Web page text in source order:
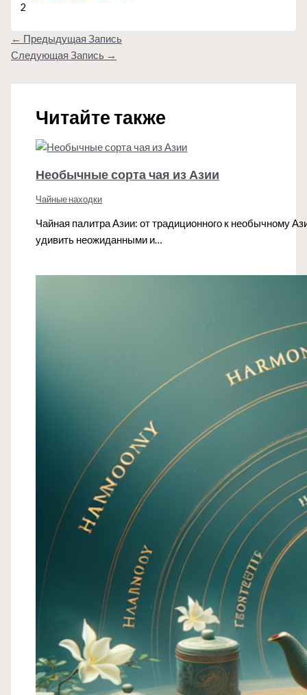
2
← Предыдущая Запись
Следующая Запись →
Читайте также
Необычные сорта чая из Азии
Чайные находки
Чайная палитра Азии: от традиционного к необычному
удивить неожиданными и…